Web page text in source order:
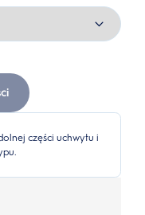
części uchwytu i